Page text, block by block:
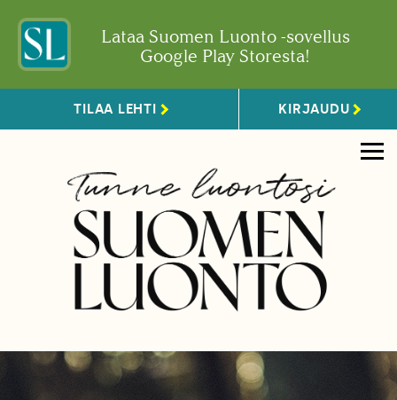
Lataa Suomen Luonto -sovellus
Google Play Storesta!
TILAA LEHTI KIRJAUDU